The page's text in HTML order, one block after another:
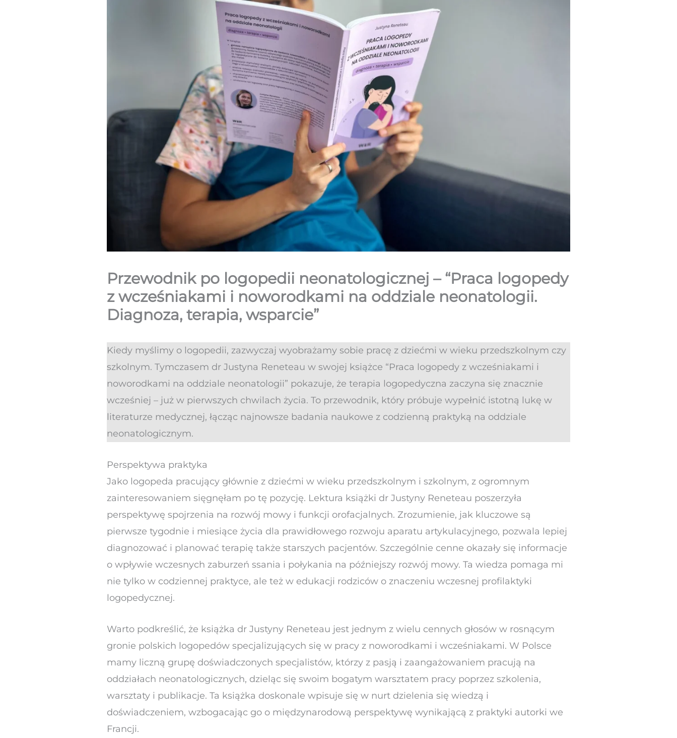
Przewodnik po logopedii neonatologicznej – “Praca logopedy
z wcześniakami i noworodkami na oddziale neonatologii.
Diagnoza, terapia, wsparcie”
Kiedy myślimy o logopedii, zazwyczaj wyobrażamy sobie pracę z dziećmi w wieku przedszkolnym czy
szkolnym. Tymczasem dr Justyna Reneteau w swojej książce “Praca logopedy z wcześniakami i
noworodkami na oddziale neonatologii” pokazuje, że terapia logopedyczna zaczyna się znacznie
wcześniej – już w pierwszych chwilach życia. To przewodnik, który próbuje wypełnić istotną lukę w
literaturze medycznej, łącząc najnowsze badania naukowe z codzienną praktyką na oddziale
neonatologicznym.
Perspektywa praktyka
Jako logopeda pracujący głównie z dziećmi w wieku przedszkolnym i szkolnym, z ogromnym
zainteresowaniem sięgnęłam po tę pozycję. Lektura książki dr Justyny Reneteau poszerzyła
perspektywę spojrzenia na rozwój mowy i funkcji orofacjalnych. Zrozumienie, jak kluczowe są
pierwsze tygodnie i miesiące życia dla prawidłowego rozwoju aparatu artykulacyjnego, pozwala lepiej
diagnozować i planować terapię także starszych pacjentów. Szczególnie cenne okazały się informacje
o wpływie wczesnych zaburzeń ssania i połykania na późniejszy rozwój mowy. Ta wiedza pomaga mi
nie tylko w codziennej praktyce, ale też w edukacji rodziców o znaczeniu wczesnej profilaktyki
logopedycznej.
Warto podkreślić, że książka dr Justyny Reneteau jest jednym z wielu cennych głosów w rosnącym
gronie polskich logopedów specjalizujących się w pracy z noworodkami i wcześniakami. W Polsce
mamy liczną grupę doświadczonych specjalistów, którzy z pasją i zaangażowaniem pracują na
oddziałach neonatologicznych, dzieląc się swoim bogatym warsztatem pracy poprzez szkolenia,
warsztaty i publikacje. Ta książka doskonale wpisuje się w nurt dzielenia się wiedzą i
doświadczeniem, wzbogacając go o międzynarodową perspektywę wynikającą z praktyki autorki we
Francji.